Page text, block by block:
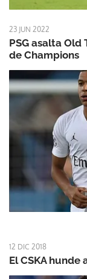
23 JUN 2022
PSG asalta
de Champions
12 DIC 2018
El CSKA